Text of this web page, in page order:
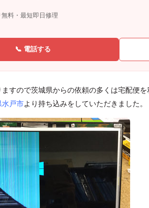
料・最短即日修理
📞 電話する
すので茨城県からの依頼の多くは宅配便
戸市より持ち込みをしていただきました。